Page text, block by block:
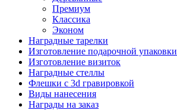
Премиум
Классика
Эконом
Наградные тарелки
Изготовление подарочной упаковки
Изготовление визиток
Наградные стеллы
Флешки с 3d гравировкой
Виды нанесения
Награды на заказ